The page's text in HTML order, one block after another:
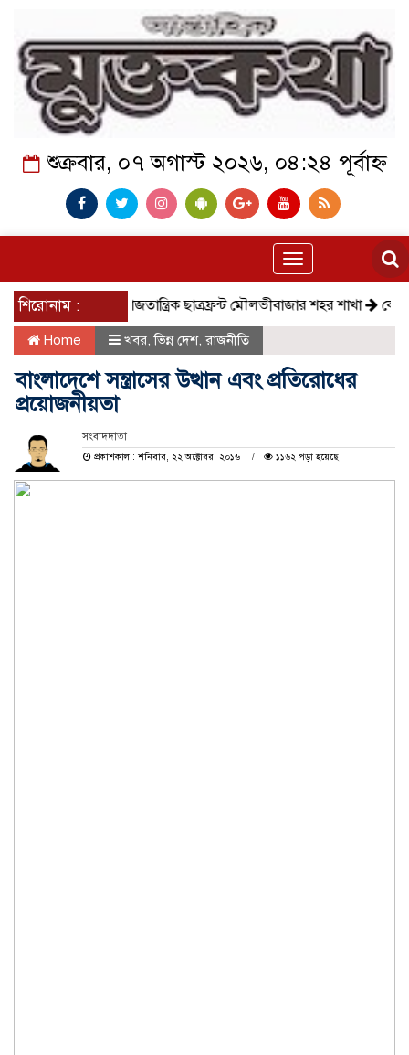
শুক্রবার, ০৭ অগাস্ট ২০২৬, ০৪:২৪ পূর্বাহ্ন
Toggle
navigation
শিরোনাম :সমাজতান্ত্রিক ছাত্রফ্রন্ট মৌলভীবাজার শহর শাখা কেমন
Home খবর,ভিন্ন দেশ, রাজনীতি
বাংলাদেশে সন্ত্রাসের উত্থান এবং প্রতিরোধের
প্রয়োজনীয়তা
সংবাদদাতা
প্রকাশকাল : শনিবার, ২২ অক্টোবর, ২০১৬
১১৬২ পড়া হয়েছে